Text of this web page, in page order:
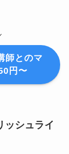
師とのマ
円〜
シュライ